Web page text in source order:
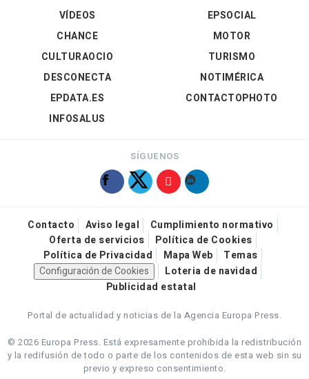
VÍDEOS
EPSOCIAL
CHANCE
CULTURAOCIO
DESCONECTA
EPDATA.ES
INFOSALUS
MOTOR
TURISMO
NOTIMÉRICA
CONTACTOPHOTO
SÍGUENOS
Contacto Aviso legal
Cumplimiento normativo
Oferta de servicios
Política de Cookies
Política de Privacidad
Mapa Web
Temas
Configuración de Cookies
Loteria de navidad
Publicidad estatal
Portal de actualidad y noticias de la Agencia Europa Press.
© 2026 Europa Press. Está expresamente prohibida la redistribución
y la redifusión de todo o parte de los contenidos de esta web sin su
previo y expreso consentimiento.